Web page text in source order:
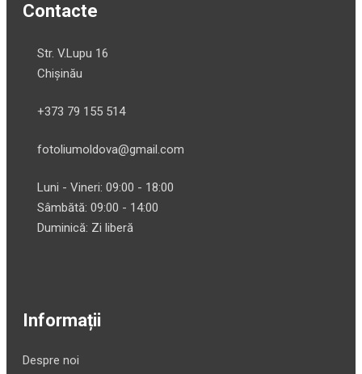
Contacte
Str. V.Lupu 16
Chișinău
+373 79 155 514
fotoliumoldova@gmail.com
Luni - Vineri: 09:00 - 18:00
Sâmbătă: 09:00 - 14:00
Duminică: Zi liberă
Informații
Despre noi